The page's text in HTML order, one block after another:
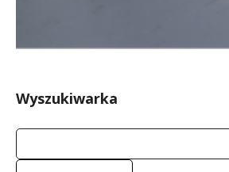
Wyszukiwarka